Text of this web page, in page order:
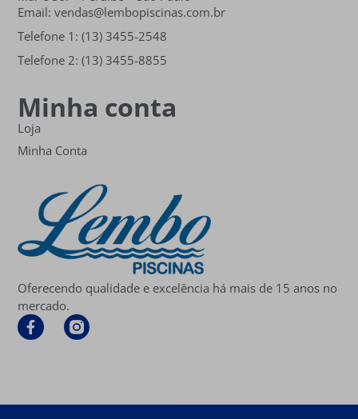
Oferecendo qualidade e excelência há mais de 15 anos no
mercado.
Minha conta
Loja
Minha Conta
Email: vendas@lembopiscinas.com.br
Telefone 1: (13) 3455-2548
Telefone 2: (13) 3455-8855